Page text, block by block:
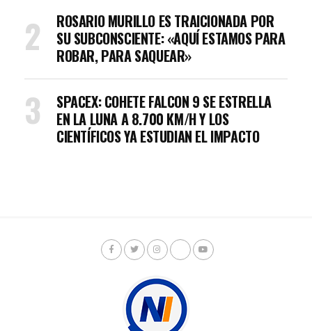
ROSARIO MURILLO ES TRAICIONADA POR
SU SUBCONSCIENTE: «AQUÍ ESTAMOS PARA
ROBAR, PARA SAQUEAR»
SPACEX: COHETE FALCON 9 SE ESTRELLA
EN LA LUNA A 8.700 KM/H Y LOS
CIENTÍFICOS YA ESTUDIAN EL IMPACTO